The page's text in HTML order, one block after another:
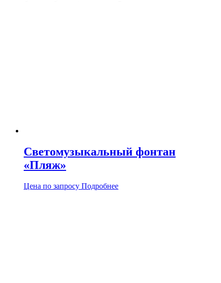
Светомузыкальный фонтан
«Пляж»
Цена по запросу Подробнее